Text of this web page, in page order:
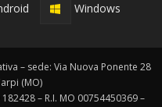
Windows
– sede: Via Nuova Ponente 28
(MO)
– R.I. MO 00754450369 –